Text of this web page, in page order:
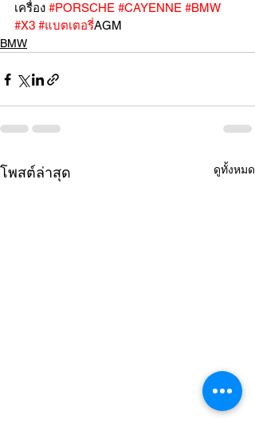
เครื่อง #PORSCHE #CAYENNE #BMW
#X3 #แบตเตอรี่AGM
BMW
โพสต์ล่าสุด ดูทั้งหมด